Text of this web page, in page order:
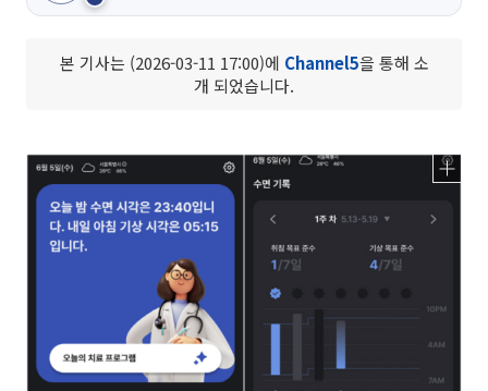
본 기사는 (2026-03-11 17:00)에 Channel5을 통해 소
개 되었습니다.